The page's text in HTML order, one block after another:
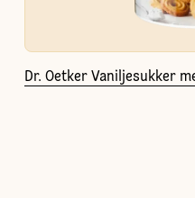
Dr. Oetker Vaniljesukker